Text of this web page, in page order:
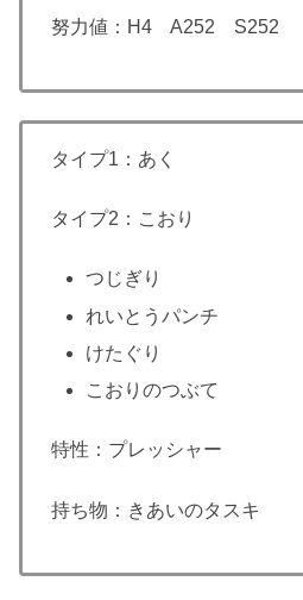
努力値：H4 A252 S252
タイプ1：あく
タイプ2：こおり
つじぎり
れいとうパンチ
けたぐり
こおりのつぶて
特性：プレッシャー
持ち物：きあいのタスキ